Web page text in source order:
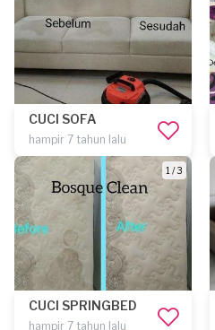
CUCI SOFA
hampir 7 tahun lalu
1 / 3
CUCI SPRINGBED
hampir 7 tahun lalu